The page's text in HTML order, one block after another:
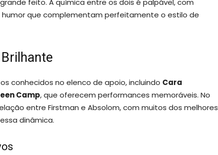
feito. A química entre os dois é palpável, com
que complementam perfeitamente o estilo de
conhecidos no elenco de apoio, incluindo Cara
Camp, que oferecem performances memoráveis. No
entre Firstman e Absolom, com muitos dos melhores
dinâmica.